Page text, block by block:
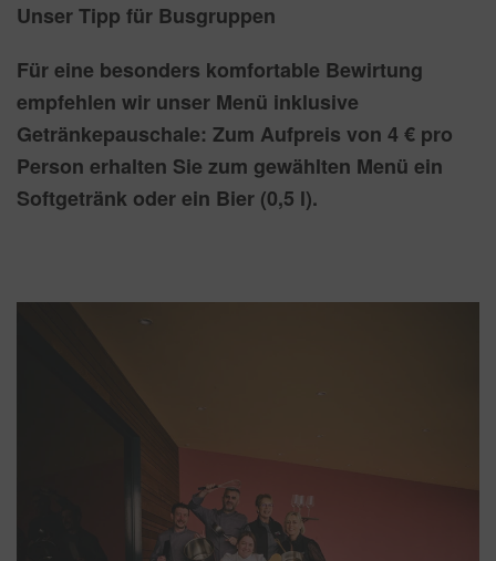
Unser Tipp für Busgruppen
Für eine besonders komfortable Bewirtung
empfehlen wir unser Menü inklusive
Getränkepauschale: Zum Aufpreis von 4 € pro
Person erhalten Sie zum gewählten Menü ein
Softgetränk oder ein Bier (0,5 l).